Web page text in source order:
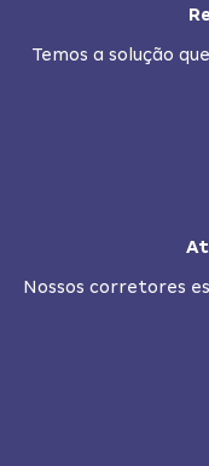
Temos a solução
Nossos corretores